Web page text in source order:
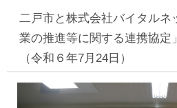
二戸市と株式会社バイタルネ
業の推進等に関する連携協定
（令和６年7月24日）